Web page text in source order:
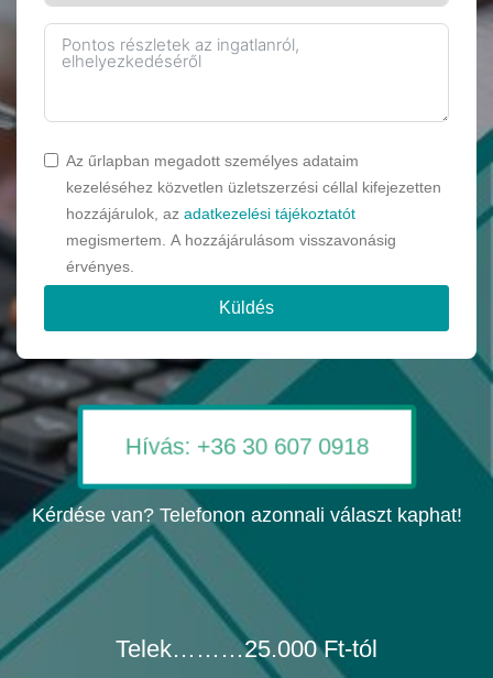
Az űrlapban megadott személyes adataim
kezeléséhez közvetlen üzletszerzési céllal kifejezetten
hozzájárulok, az adatkezelési tájékoztatót
megismertem. A hozzájárulásom visszavonásig
érvényes.
Küldés
Hívás: +36 30 607 0918
Kérdése van? Telefonon azonnali választ kaphat!
Telek………25.000 Ft-tól